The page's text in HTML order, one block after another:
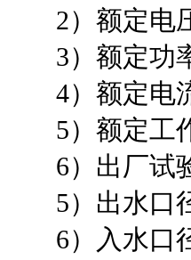
2）额定电
3）额定功
4）额定电
5）额定工
6）出厂试
5）出水口
6）入水口